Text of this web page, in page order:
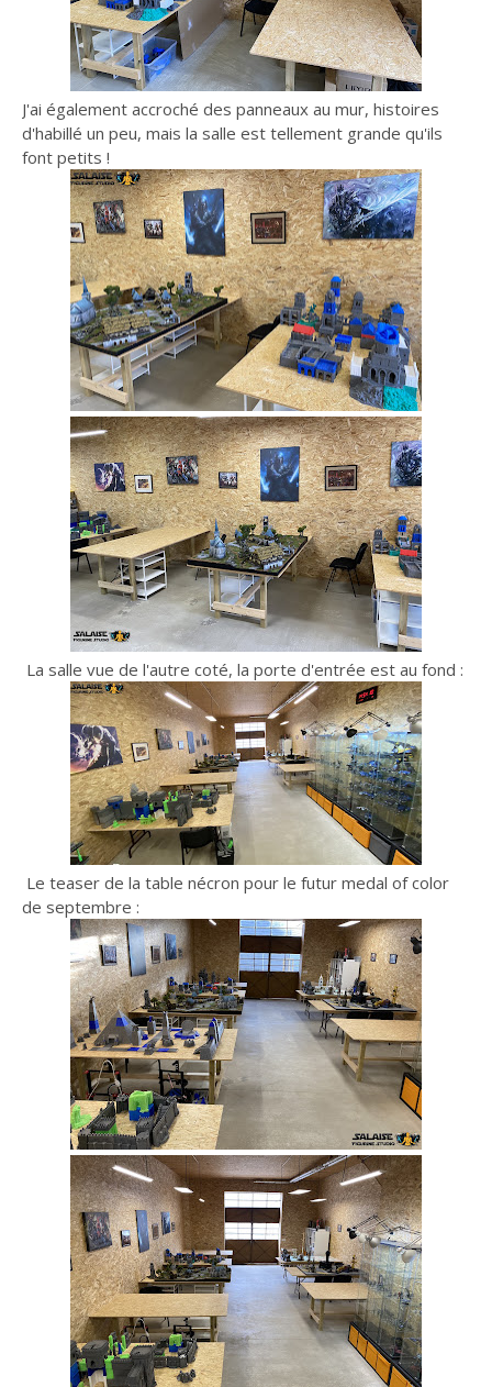
J'ai également accroché des panneaux au mur, histoires
d'habillé un peu, mais la salle est tellement grande qu'ils
font petits !
La salle vue de l'autre coté, la porte d'entrée est au fond :
Le teaser de la table nécron pour le futur medal of color
de septembre :